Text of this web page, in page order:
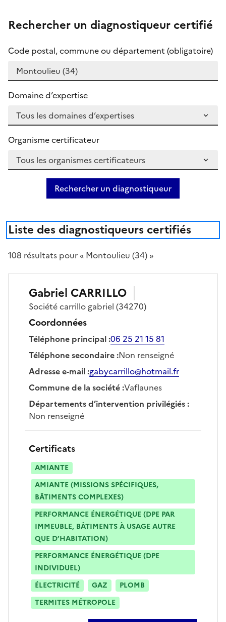
Rechercher un diagnostiqueur certifié
Code postal, commune ou département (obligatoire)
Domaine d’expertise
Organisme certificateur
Rechercher un diagnostiqueur
Liste des diagnostiqueurs certifiés
108 résultats pour « Montoulieu (34) »
Gabriel CARRILLO
Sociétécarrillo gabriel (34270)
Coordonnées
Téléphone principal:06 25 21 15 81
Téléphone secondaire:Non renseigné
Adresse e-mail:gabycarrillo@hotmail.fr
Commune de la société:Vaflaunes
Départements d’intervention privilégiés:
Non renseigné
Certificats
AMIANTE
AMIANTE (MISSIONS SPÉCIFIQUES,
BÂTIMENTS COMPLEXES)
PERFORMANCE ÉNERGÉTIQUE (DPE PAR
IMMEUBLE, BÂTIMENTS À USAGE AUTRE
QUE D’HABITATION)
PERFORMANCE ÉNERGÉTIQUE (DPE
INDIVIDUEL)
ÉLECTRICITÉ
GAZ
PLOMB
TERMITES MÉTROPOLE